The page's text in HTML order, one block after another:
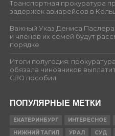
Транспортная прокуратура
задержек авиарейсов в
Важный Указ Дениса
и членов их семей будут
порядке
Итоги полугодия:
обязала чиновников
СВО пособия
ПОПУЛЯРНЫЕ МЕТКИ
ЕКАТЕРИНБУРГ ИНТЕРЕСНОЕ
НИЖНИЙ ТАГИЛ
УРАЛ СУД